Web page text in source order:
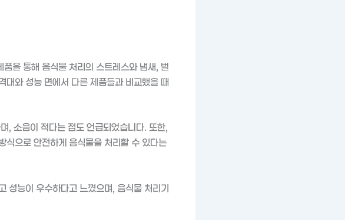
을 통해 음식물 처리의 스트레스와 냄새, 벌
대와 성능 면에서 다른 제품들과 비교했을 때
, 소음이 적다는 점도 언급되었습니다. 또한,
식으로 안전하게 음식물을 처리할 수 있다는
성능이 우수하다고 느꼈으며, 음식물 처리기